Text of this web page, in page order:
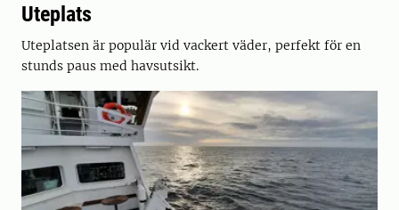
Uteplats
Uteplatsen är populär vid vackert väder, perfekt för en
stunds paus med havsutsikt.